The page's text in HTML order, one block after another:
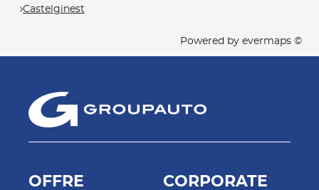
Castelginest
Powered by evermaps ©
OFFRE CORPORATE